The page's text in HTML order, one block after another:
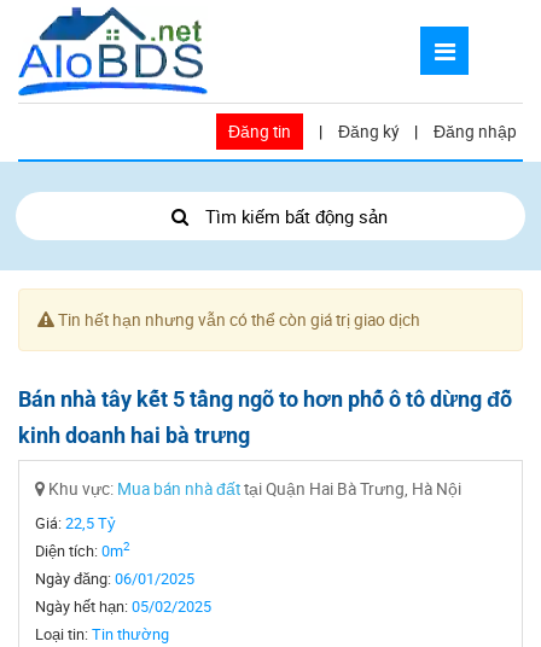
Đăng tin | Đăng ký | Đăng nhập
Tìm kiếm bất động sản
Tin hết hạn nhưng vẫn có thể còn giá trị giao dịch
Bán nhà tây kết 5 tầng ngõ to hơn phố ô tô dừng đỗ
kinh doanh hai bà trưng
Khu vực: Mua bán nhà đấttại Quận Hai Bà Trưng, Hà Nội
Giá:22,5 Tỷ
Diện tích:0m2
Ngày đăng:06/01/2025
Ngày hết hạn:05/02/2025
Loại tin:Tin thường